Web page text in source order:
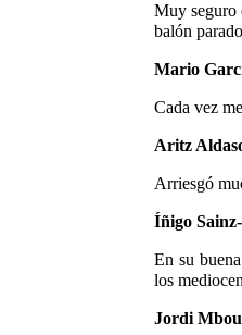
Muy seguro
balón
Mario
Cada vez
Aritz
Arriesgó
Íñigo
En su
los
Jordi